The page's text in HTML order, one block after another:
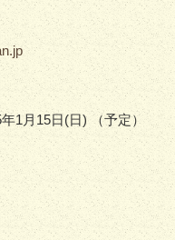
1月15日(日) （予定）